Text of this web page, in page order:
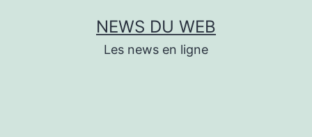
NEWS DU WEB
Les news en ligne